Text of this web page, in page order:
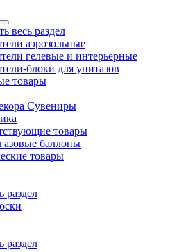
весь раздел
аэрозольные
гелевые и интерьерные
блоки для унитазов
товары
Сувениры
товары
баллоны
товары
раздел
раздел